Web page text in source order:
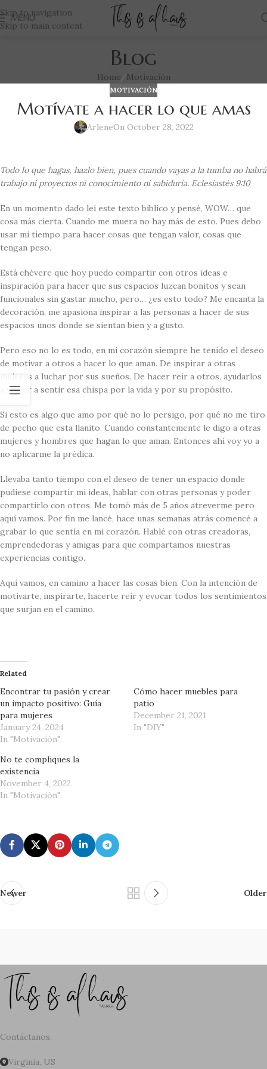
Skip to navigation
Skip to main content
MENU
Blog
Home Motivación
MOTIVACIÓN
Motívate a hacer lo que amas
ArleneOn October 28, 2022
Todo lo que hagas, hazlo bien, pues cuando vayas a la tumba no habrá
trabajo ni proyectos ni conocimiento ni sabiduría. Eclesiastés 9:10
En un momento dado leí este texto bíblico y pensé, WOW… que
cosa más cierta. Cuando me muera no hay más de esto. Pues debo
usar mi tiempo para hacer cosas que tengan valor, cosas que
tengan peso.
Está chévere que hoy puedo compartir con otros ideas e
inspiración para hacer que sus espacios luzcan bonitos y sean
funcionales sin gastar mucho, pero… ¿es esto todo? Me encanta la
decoración, me apasiona inspirar a las personas a hacer de sus
espacios unos donde se sientan bien y a gusto.
Pero eso no lo es todo, en mi corazón siempre he tenido el deseo
de motivar a otros a hacer lo que aman. De inspirar a otras
mujeres a luchar por sus sueños. De hacer reír a otros, ayudarlos
a volver a sentir esa chispa por la vida y por su propósito.
Si esto es algo que amo por qué no lo persigo, por qué no me tiro
de pecho que esta llanito. Cuando constantemente le digo a otras
mujeres y hombres que hagan lo que aman. Entonces ahí voy yo a
no aplicarme la prédica.
Llevaba tanto tiempo con el deseo de tener un espacio donde
pudiese compartir mi ideas, hablar con otras personas y poder
compartirlo con otros. Me tomó más de 5 años atreverme pero
aquí vamos. Por fin me lancé, hace unas semanas atrás comencé a
grabar lo que sentía en mi corazón. Hablé con otras creadoras,
emprendedoras y amigas para que compartamos nuestras
experiencias contigo.
Aquí vamos, en camino a hacer las cosas bien. Con la intención de
motivarte, inspirarte, hacerte reír y evocar todos los sentimientos
que surjan en el camino.
Related
Encontrar tu pasión y crear
un impacto positivo: Guía
para mujeres
January 24, 2024
In "Motivación"
Cómo hacer muebles para
patio
December 21, 2021
In "DIY"
No te compliques la
existencia
November 4, 2022
In "Motivación"
Newer Older
Contáctanos:
Virginia, US